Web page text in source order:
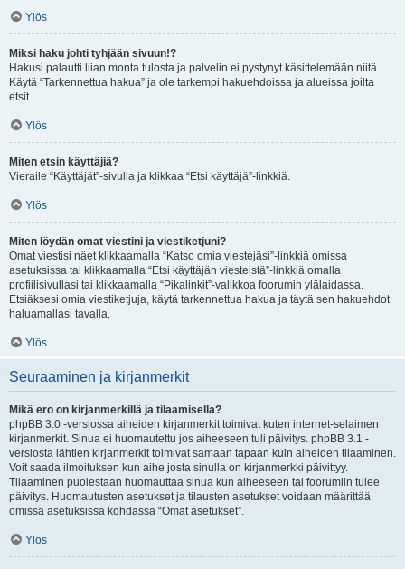
Ylös
Miksi haku johti tyhjään sivuun!?
Hakusi palautti liian monta tulosta ja palvelin ei pystynyt käsittelemään niitä.
Käytä “Tarkennettua hakua” ja ole tarkempi hakuehdoissa ja alueissa joilta
etsit.
Ylös
Miten etsin käyttäjiä?
Vieraile “Käyttäjät”-sivulla ja klikkaa “Etsi käyttäjä”-linkkiä.
Ylös
Miten löydän omat viestini ja viestiketjuni?
Omat viestisi näet klikkaamalla “Katso omia viestejäsi”-linkkiä omissa
asetuksissa tai klikkaamalla “Etsi käyttäjän viesteistä”-linkkiä omalla
profiilisivullasi tai klikkaamalla “Pikalinkit”-valikkoa foorumin ylälaidassa.
Etsiäksesi omia viestiketjuja, käytä tarkennettua hakua ja täytä sen hakuehdot
haluamallasi tavalla.
Ylös
Seuraaminen ja kirjanmerkit
Mikä ero on kirjanmerkillä ja tilaamisella?
phpBB 3.0 -versiossa aiheiden kirjanmerkit toimivat kuten internet-selaimen
kirjanmerkit. Sinua ei huomautettu jos aiheeseen tuli päivitys. phpBB 3.1 -
versiosta lähtien kirjanmerkit toimivat samaan tapaan kuin aiheiden tilaaminen.
Voit saada ilmoituksen kun aihe josta sinulla on kirjanmerkki päivittyy.
Tilaaminen puolestaan huomauttaa sinua kun aiheeseen tai foorumiin tulee
päivitys. Huomautusten asetukset ja tilausten asetukset voidaan määrittää
omissa asetuksissa kohdassa “Omat asetukset”.
Ylös